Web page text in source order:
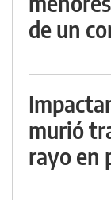
de un
murió
rayo en